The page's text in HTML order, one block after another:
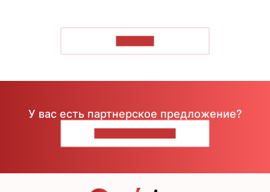
У вас есть партнерское предложение?